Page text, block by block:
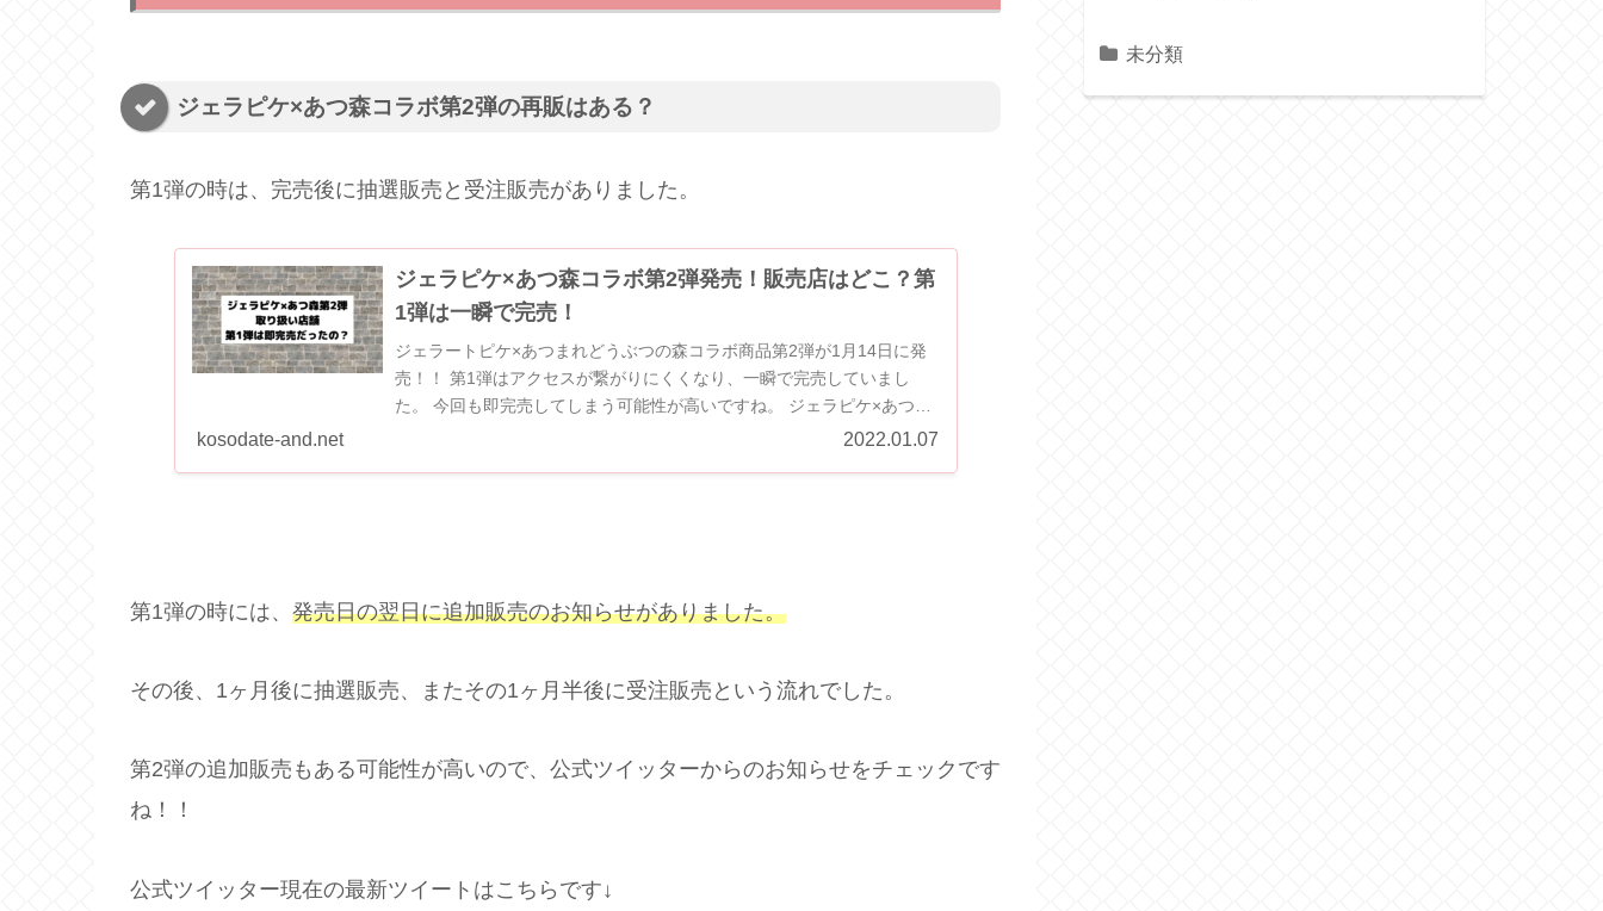
ジェラピケ×あつ森コラボ第2弾の再販はある？
第1弾の時は、完売後に抽選販売と受注販売がありました。
ジェラピケ×あつ森コラボ第2弾発売！販売店はどこ？第
1弾は一瞬で完売！
ジェラートピケ×あつまれどうぶつの森コラボ商品第2弾が1月14日に発
売！！ 第1弾はアクセスが繋がりにくくなり、一瞬で完売していまし
た。 今回も即完売してしまう可能性が高いですね。 ジェラピケ×あつ森
kosodate-and.net 2022.01.07
第1弾の時には、 発売日の翌日に追加販売のお知らせがありました。
その後、1ヶ月後に抽選販売、またその1ヶ月半後に受注販売という流れでした。
第2弾の追加販売もある可能性が高いので、公式ツイッターからのお知らせをチェックです
ね！！
公式ツイッター現在の最新ツイートはこちらです↓
未分類